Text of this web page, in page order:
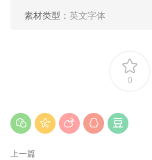
素材类型： 英文字体
0
上一篇